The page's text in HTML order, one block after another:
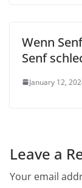
Wenn
Senf
January 12,
Leave a
Your email